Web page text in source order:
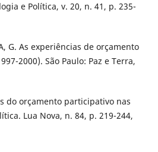
e Política, v. 20, n. 41, p. 235-
G. As experiências de orçamento
2000). São Paulo: Paz e Terra,
do orçamento participativo nas
Lua Nova, n. 84, p. 219-244,